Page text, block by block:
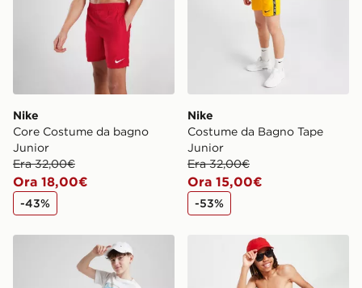
Nike
Core Costume da bagno
Junior
Era 32,00€
Ora 18,00€
-43%
Nike
Costume da Bagno Tape
Junior
Era 32,00€
Ora 15,00€
-53%
Nike Costume da Bagno Swoosh Stack Junior
Nike All Over Print